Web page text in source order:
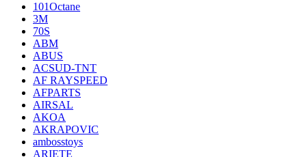
101Octane
3M
70S
ABM
ABUS
ACSUD-TNT
AF RAYSPEED
AFPARTS
AIRSAL
AKOA
AKRAPOVIC
ambosstoys
ARIETE